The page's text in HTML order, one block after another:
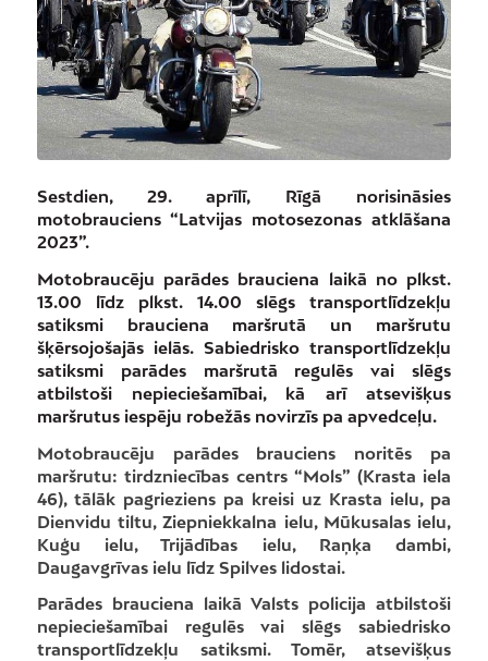
Sestdien, 29. aprīlī, Rīgā norisināsies
motobrauciens “Latvijas motosezonas atklāšana
2023”.
Motobraucēju parādes brauciena laikā no plkst.
13.00 līdz plkst. 14.00 slēgs transportlīdzekļu
satiksmi brauciena maršrutā un maršrutu
šķērsojošajās ielās. Sabiedrisko transportlīdzekļu
satiksmi parādes maršrutā regulēs vai slēgs
atbilstoši nepieciešamībai, kā arī atsevišķus
maršrutus iespēju robežās novirzīs pa apvedceļu.
Motobraucēju parādes brauciens noritēs pa
maršrutu: tirdzniecības centrs “Mols” (Krasta iela
46), tālāk pagrieziens pa kreisi uz Krasta ielu, pa
Dienvidu tiltu, Ziepniekkalna ielu, Mūkusalas ielu,
Kuģu ielu, Trijādības ielu, Raņķa dambi,
Daugavgrīvas ielu līdz Spilves lidostai.
Parādes brauciena laikā Valsts policija atbilstoši
nepieciešamībai regulēs vai slēgs sabiedrisko
transportlīdzekļu satiksmi. Tomēr, atsevišķus